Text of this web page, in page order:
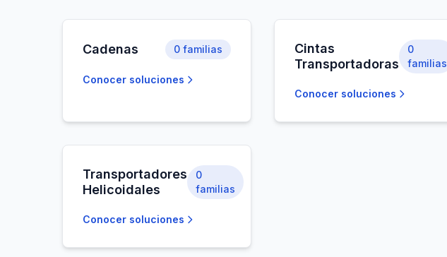
Cadenas 0 familias
Conocer soluciones
Cintas
Transportadoras
0
familias
Conocer soluciones
Transportadores
Helicoidales
0
familias
Conocer soluciones